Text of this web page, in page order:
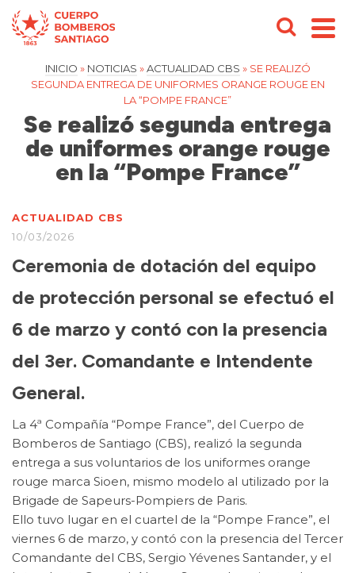
INICIO » NOTICIAS » ACTUALIDAD CBS » SE REALIZÓ
SEGUNDA ENTREGA DE UNIFORMES ORANGE ROUGE EN
LA “POMPE FRANCE”
Se realizó segunda entrega
de uniformes orange rouge
en la “Pompe France”
ACTUALIDAD CBS
10/03/2026
Ceremonia de dotación del equipo
de protección personal se efectuó el
6 de marzo y contó con la presencia
del 3er. Comandante e Intendente
General.
La 4ª Compañía “Pompe France”, del Cuerpo de
Bomberos de Santiago (CBS), realizó la segunda
entrega a sus voluntarios de los uniformes orange
rouge marca Sioen, mismo modelo al utilizado por la
Brigade de Sapeurs-Pompiers de Paris.
Ello tuvo lugar en el cuartel de la “Pompe France”, el
viernes 6 de marzo, y contó con la presencia del Tercer
Comandante del CBS, Sergio Yévenes Santander, y el